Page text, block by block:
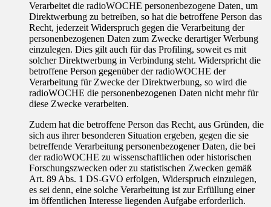
Verarbeitet die radioWOCHE personenbezogene Daten, um
Direktwerbung zu betreiben, so hat die betroffene Person das
Recht, jederzeit Widerspruch gegen die Verarbeitung der
personenbezogenen Daten zum Zwecke derartiger Werbung
einzulegen. Dies gilt auch für das Profiling, soweit es mit
solcher Direktwerbung in Verbindung steht. Widerspricht die
betroffene Person gegenüber der radioWOCHE der
Verarbeitung für Zwecke der Direktwerbung, so wird die
radioWOCHE die personenbezogenen Daten nicht mehr für
diese Zwecke verarbeiten.
Zudem hat die betroffene Person das Recht, aus Gründen, die
sich aus ihrer besonderen Situation ergeben, gegen die sie
betreffende Verarbeitung personenbezogener Daten, die bei
der radioWOCHE zu wissenschaftlichen oder historischen
Forschungszwecken oder zu statistischen Zwecken gemäß
Art. 89 Abs. 1 DS-GVO erfolgen, Widerspruch einzulegen,
es sei denn, eine solche Verarbeitung ist zur Erfüllung einer
im öffentlichen Interesse liegenden Aufgabe erforderlich.